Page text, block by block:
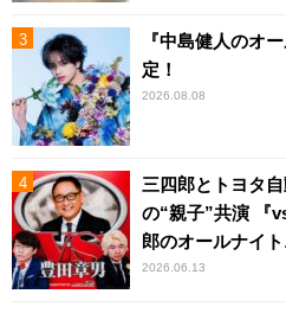
『中島健人のオ
定！
2026.08.08
三四郎とトヨタ
の“親子”共演 『
郎のオールナイ
2026.06.13